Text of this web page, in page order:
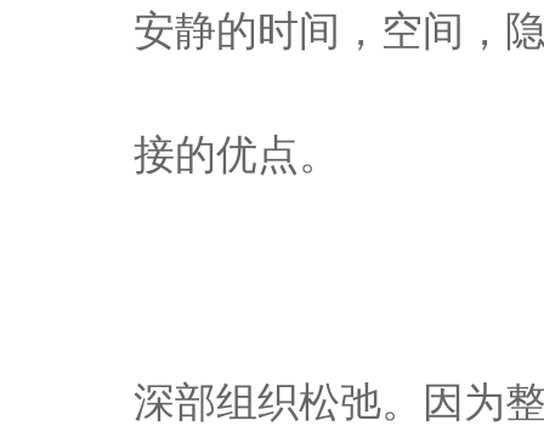
安静的时间，空间，
接的优点。
深部组织松弛。因为